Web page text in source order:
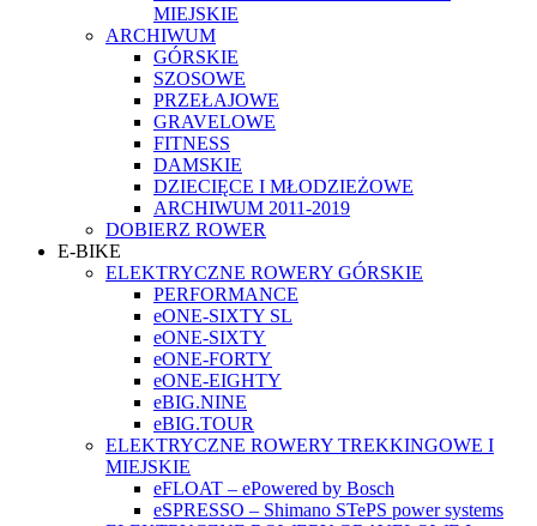
MIEJSKIE
ARCHIWUM
GÓRSKIE
SZOSOWE
PRZEŁAJOWE
GRAVELOWE
FITNESS
DAMSKIE
DZIECIĘCE I MŁODZIEŻOWE
ARCHIWUM 2011-2019
DOBIERZ ROWER
E-BIKE
ELEKTRYCZNE ROWERY GÓRSKIE
PERFORMANCE
eONE-SIXTY SL
eONE-SIXTY
eONE-FORTY
eONE-EIGHTY
eBIG.NINE
eBIG.TOUR
ELEKTRYCZNE ROWERY TREKKINGOWE I
MIEJSKIE
eFLOAT – ePowered by Bosch
eSPRESSO – Shimano STePS power systems